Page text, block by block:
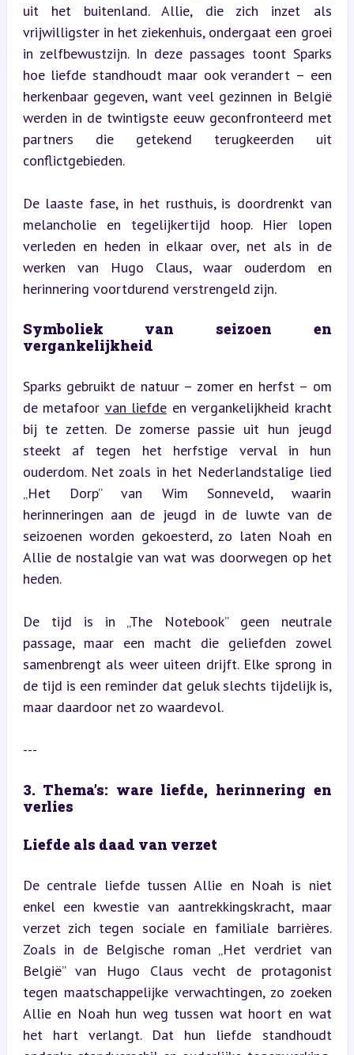
uit het buitenland. Allie, die zich inzet als
vrijwilligster in het ziekenhuis, ondergaat een groei
in zelfbewustzijn. In deze passages toont Sparks
hoe liefde standhoudt maar ook verandert – een
herkenbaar gegeven, want veel gezinnen in België
werden in de twintigste eeuw geconfronteerd met
partners die getekend terugkeerden uit
conflictgebieden.
De laaste fase, in het rusthuis, is doordrenkt van
melancholie en tegelijkertijd hoop. Hier lopen
verleden en heden in elkaar over, net als in de
werken van Hugo Claus, waar ouderdom en
herinnering voortdurend verstrengeld zijn.
Symboliek van seizoen en
vergankelijkheid
Sparks gebruikt de natuur – zomer en herfst – om
de metafoor van liefde en vergankelijkheid kracht
bij te zetten. De zomerse passie uit hun jeugd
steekt af tegen het herfstige verval in hun
ouderdom. Net zoals in het Nederlandstalige lied
„Het Dorp” van Wim Sonneveld, waarin
herinneringen aan de jeugd in de luwte van de
seizoenen worden gekoesterd, zo laten Noah en
Allie de nostalgie van wat was doorwegen op het
heden.
De tijd is in „The Notebook” geen neutrale
passage, maar een macht die geliefden zowel
samenbrengt als weer uiteen drijft. Elke sprong in
de tijd is een reminder dat geluk slechts tijdelijk is,
maar daardoor net zo waardevol.
---
3. Thema’s: ware liefde, herinnering en
verlies
Liefde als daad van verzet
De centrale liefde tussen Allie en Noah is niet
enkel een kwestie van aantrekkingskracht, maar
verzet zich tegen sociale en familiale barrières.
Zoals in de Belgische roman „Het verdriet van
België” van Hugo Claus vecht de protagonist
tegen maatschappelijke verwachtingen, zo zoeken
Allie en Noah hun weg tussen wat hoort en wat
het hart verlangt. Dat hun liefde standhoudt